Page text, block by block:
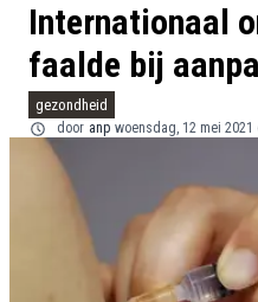
Internationaal
faalde bij
gezondheid
door anp woensdag, 12 mei 2021